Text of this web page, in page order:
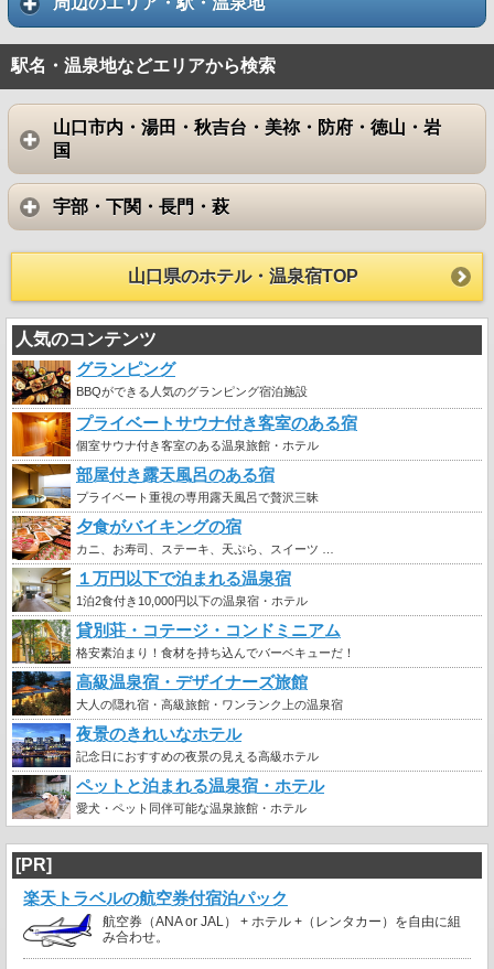
駅名・温泉地などエリアから検索
山口市内・湯田・秋吉台・美祢・防府・徳山・岩
国
宇部・下関・長門・萩
山口県のホテル・温泉宿TOP
人気のコンテンツ
グランピング
BBQができる人気のグランピング宿泊施設
プライベートサウナ付き客室のある宿
個室サウナ付き客室のある温泉旅館・ホテル
部屋付き露天風呂のある宿
プライベート重視の専用露天風呂で贅沢三昧
夕食がバイキングの宿
カニ、お寿司、ステーキ、天ぷら、スイーツ …
１万円以下で泊まれる温泉宿
1泊2食付き10,000円以下の温泉宿・ホテル
貸別荘・コテージ・コンドミニアム
格安素泊まり！食材を持ち込んでバーベキューだ！
高級温泉宿・デザイナーズ旅館
大人の隠れ宿・高級旅館・ワンランク上の温泉宿
夜景のきれいなホテル
記念日におすすめの夜景の見える高級ホテル
ペットと泊まれる温泉宿・ホテル
愛犬・ペット同伴可能な温泉旅館・ホテル
[PR]
楽天トラベルの航空券付宿泊パック
航空券（ANA or JAL） + ホテル +（レンタカー）を自由に組
み合わせ。